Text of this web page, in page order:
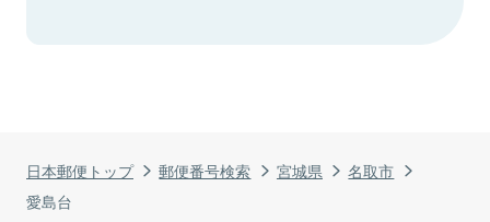
日本郵便トップ 郵便番号検索 宮城県
名取市
愛島台